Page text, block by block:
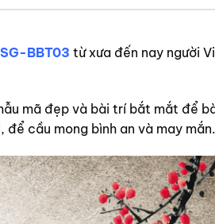
BBT03 từ xưa đến nay người
mã đẹp và bài trí bắt mắt để
cầu mong bình an và may mắn.